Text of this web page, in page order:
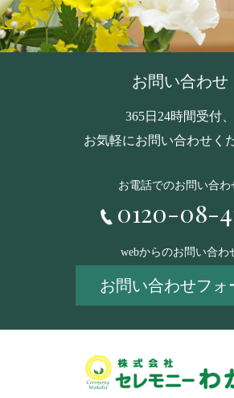
お問い合わせ
365日24時間受付、
お気軽にお問い合わせく
お電話でのお問い合わ
0120-08-
webからのお問い合わ
お問い合わせフォ